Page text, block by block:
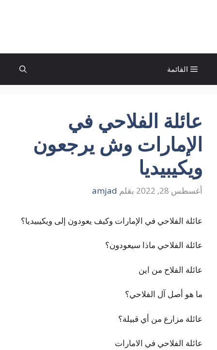
القائمة
عائلة الفلاحي في
الإمارات وش يرجعون
ويكيبيديا
أغسطس 28, 2022 بقلم amjad
عائلة الفلاحي في الإمارات وكيف يعودون إلى ويكيبيديا؟
عائلة الفلاحي ماذا سيعودون؟
عائلة الفلاح من اين
ما هو أصل آل الفلاحي؟
عائلة مزارع من أي قبيلة؟
عائلة الفلاحي في الامارات